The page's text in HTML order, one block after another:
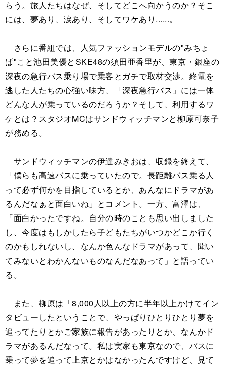
らう。旅人たちはなぜ、そしてどこへ向かうのか？そこ
には、夢あり、涙あり、そしてワケあり......。
さらに番組では、人気ファッションモデルの"みちょ
ぱ"こと池田美優とSKE48の須田亜香里が、東京・銀座の
深夜の急行バス乗り場で乗客とガチで取材交渉。終電を
逃した人たちの心強い味方、「深夜急行バス」には一体
どんな人が乗っているのだろうか？そして、利用するワ
ケとは？スタジオMCはサンドウィッチマンと柳原可奈子
が務める。
サンドウィッチマンの伊達みきおは、収録を終えて、
「僕らも高速バスに乗っていたので。長距離バス乗る人
って必ず何かを目指しているとか、あんなにドラマがあ
るんだなぁと面白いね」とコメント。一方、富澤は、
「面白かったですね。自分の時のことも思い出しました
し、今度はもしかしたら子どもたちがいつかどこか行く
のかもしれないし、なんか色んなドラマがあって、聞い
てみないとわかんないものなんだなあって」と語ってい
る。
また、柳原は「8,000人以上の方に半年以上かけてイン
タビューしたということで、やっぱりひとりひとり夢を
追ってたりとかご家族に報告があったりとか、なんかド
ラマがあるんだなって。私は実家も東京なので、バスに
乗って夢を追って上京とかはなかったんですけど、見て